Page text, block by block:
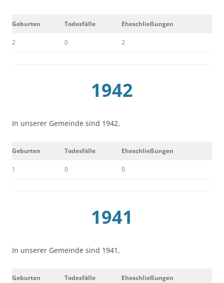
Geburten Todesfälle Eheschließungen
2 0 2
1942
In unserer Gemeinde sind 1942,
Geburten Todesfälle Eheschließungen
1 0 0
1941
In unserer Gemeinde sind 1941,
Geburten Todesfälle Eheschließungen